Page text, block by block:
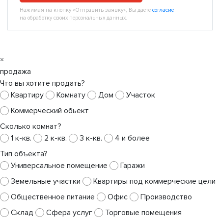
Нажимая на кнопку «Отправить заявку», Вы даете согласие
на обработку своих персональных данных.
×
продажа
Что вы хотите продать?
Квартиру
Комнату Дом
Участок
Коммерческий обьект
Сколько комнат?
1 к-кв.
2 к-кв. 3 к-кв.
4 и более
Тип объекта?
Универсальное помещение
Гаражи
Земельные участки
Квартиры под коммерческие цели
Общественное питание
Офис
Производство
Склад
Сфера услуг Торговые помещения